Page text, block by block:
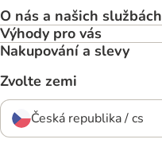
O nás a našich službách
Výhody pro vás
Nakupování a slevy
Zvolte zemi
Česká republika / cs